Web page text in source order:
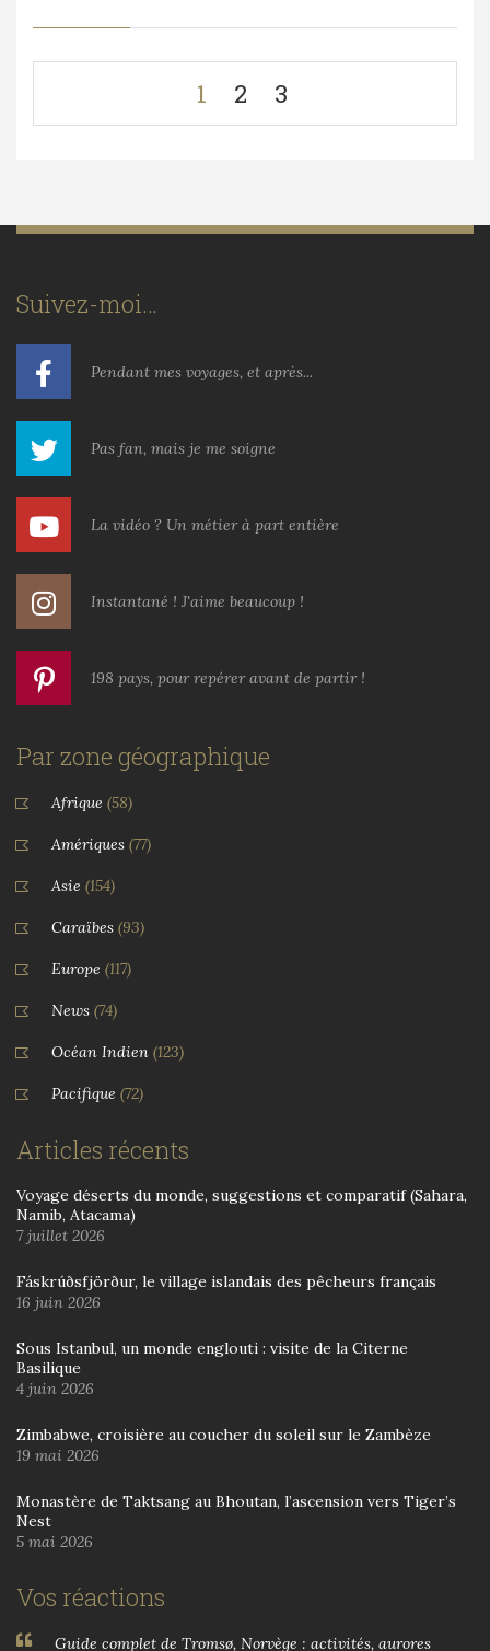
1 2 3
Suivez-moi…
Pendant mes voyages, et après...
Pas fan, mais je me soigne
La vidéo ? Un métier à part entière
Instantané ! J'aime beaucoup !
198 pays, pour repérer avant de partir !
Par zone géographique
Afrique (58)
Amériques (77)
Asie (154)
Caraïbes (93)
Europe (117)
News (74)
Océan Indien (123)
Pacifique (72)
Articles récents
Voyage déserts du monde, suggestions et comparatif (Sahara,
Namib, Atacama)
7 juillet 2026
Fáskrúðsfjörður, le village islandais des pêcheurs français
16 juin 2026
Sous Istanbul, un monde englouti : visite de la Citerne
Basilique
4 juin 2026
Zimbabwe, croisière au coucher du soleil sur le Zambèze
19 mai 2026
Monastère de Taktsang au Bhoutan, l’ascension vers Tiger’s
Nest
5 mai 2026
Vos réactions
Guide complet de Tromsø, Norvège : activités, aurores